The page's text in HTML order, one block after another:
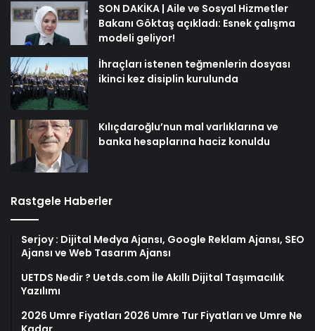
SON DAKİKA | Aile ve Sosyal Hizmetler
Bakanı Göktaş açıkladı: Esnek çalışma
modeli geliyor!
İhraçları istenen teğmenlerin dosyası
ikinci kez disiplin kurulunda
Kılıçdaroğlu’nun mal varlıklarına ve
banka hesaplarına haciz konuldu
Rastgele Haberler
Serjoy : Dijital Medya Ajansı, Google Reklam Ajansı, SEO
Ajansı ve Web Tasarım Ajansı
UETDS Nedir ? Uetds.com İle Akıllı Dijital Taşımacılık
Yazılımı
2026 Umre Fiyatları 2026 Umre Tur Fiyatları ve Umre Ne